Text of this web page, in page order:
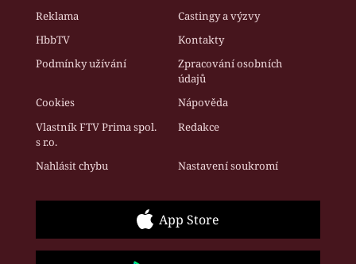
Reklama
Castingy a výzvy
HbbTV
Kontakty
Podmínky užívání
Zpracování osobních
údajů
Cookies
Nápověda
Vlastník FTV Prima spol.
s r.o.
Redakce
Nahlásit chybu Nastavení soukromí
App Store